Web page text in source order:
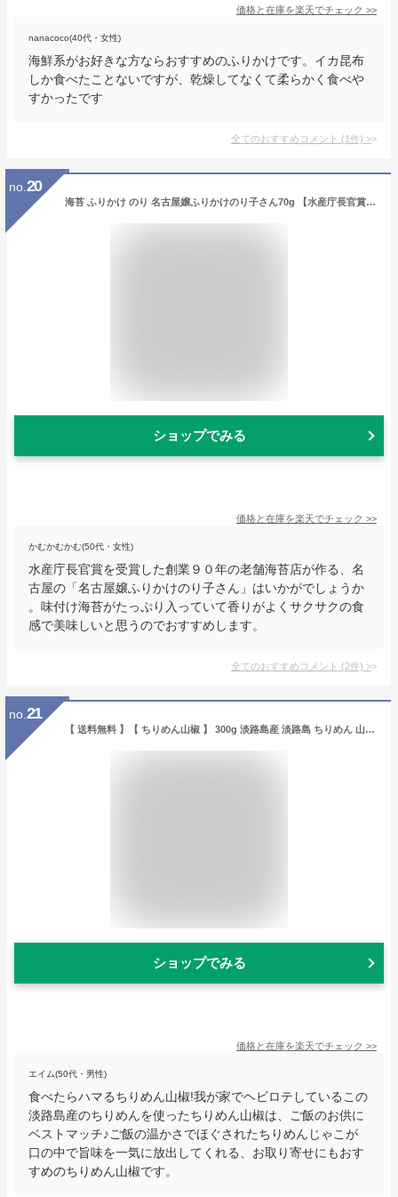
価格と在庫を楽天でチェック >>
nanacoco(40代・女性)
海鮮系がお好きな方ならおすすめのふりかけです。イカ昆布
しか食べたことないですが、乾燥してなくて柔らかく食べや
すかったです
全てのおすすめコメント (1件) >
no. 20
海苔 ふりかけ のり 名古屋嬢ふりかけのり子さん70g 【水産庁長官賞受賞！】味付け海苔がたっぷり 名古屋のお土産に大人気！ ポイント消費
ショップでみる
価格と在庫を楽天でチェック >>
かむかむかむ(50代・女性)
水産庁長官賞を受賞した創業９０年の老舗海苔店が作る、名
古屋の「名古屋嬢ふりかけのり子さん」はいかがでしょうか
。味付け海苔がたっぷり入っていて香りがよくサクサクの食
感で美味しいと思うのでおすすめします。
全てのおすすめコメント (2件) >
no. 21
【 送料無料 】【 ちりめん山椒 】 300g 淡路島産 淡路島 ちりめん 山椒 300g 小分け (100g×3P) ちりめんじゃこ しらす 兵庫県 ご飯のお供 お土産 山椒ちりめん ふりかけ 無添加 ギフト 贈り物 おにぎり 具 ごはんのとも 取り寄せ 御飯の友 手土産 高級 お取り寄せグルメ
ショップでみる
価格と在庫を楽天でチェック >>
エイム(50代・男性)
食べたらハマるちりめん山椒!我が家でヘビロテしているこの
淡路島産のちりめんを使ったちりめん山椒は、ご飯のお供に
ベストマッチ♪ご飯の温かさでほぐされたちりめんじゃこが
口の中で旨味を一気に放出してくれる、お取り寄せにもおす
すめのちりめん山椒です。